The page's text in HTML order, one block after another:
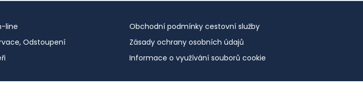
line
Odstoupení
Obchodní podmínky cestovní služby
Zásady ochrany osobních údajů
Informace o využívání souborů cookie